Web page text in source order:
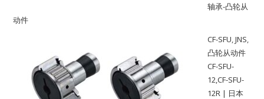
轴承-凸轮从
动件
CF-SFU,JNS,
凸轮从动件
CF-SFU-
12,CF-SFU-
12R | 日本